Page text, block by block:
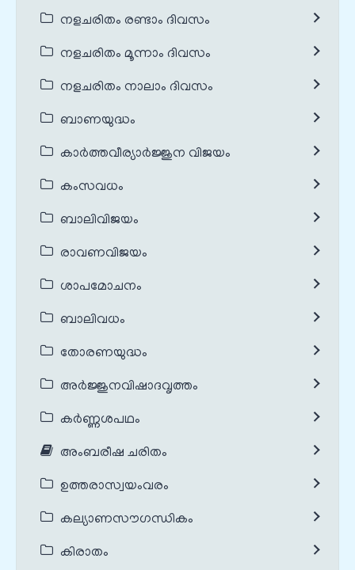
നളചരിതം രണ്ടാം ദിവസം
നളചരിതം മൂന്നാം ദിവസം
നളചരിതം നാലാം ദിവസം
ബാണയുദ്ധം
കാർത്തവീര്യാർജ്ജുന വിജയം
കംസവധം
ബാലിവിജയം
രാവണവിജയം
ശാപമോചനം
ബാലിവധം
തോരണയുദ്ധം
അർജ്ജുനവിഷാദവൃത്തം
കർണ്ണശപഥം
അംബരീഷ ചരിതം
ഉത്തരാസ്വയംവരം
കല്യാണസൗഗന്ധികം
കിരാതം